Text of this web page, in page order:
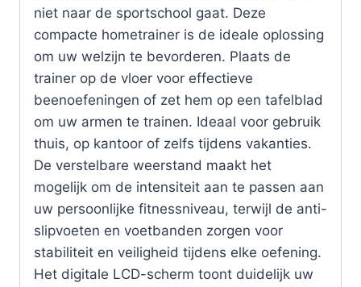
niet naar de sportschool gaat. Deze
compacte hometrainer is de ideale oplossing
om uw welzijn te bevorderen. Plaats de
trainer op de vloer voor effectieve
beenoefeningen of zet hem op een tafelblad
om uw armen te trainen. Ideaal voor gebruik
thuis, op kantoor of zelfs tijdens vakanties.
De verstelbare weerstand maakt het
mogelijk om de intensiteit aan te passen aan
uw persoonlijke fitnessniveau, terwijl de anti-
slipvoeten en voetbanden zorgen voor
stabiliteit en veiligheid tijdens elke oefening.
Het digitale LCD-scherm toont duidelijk uw